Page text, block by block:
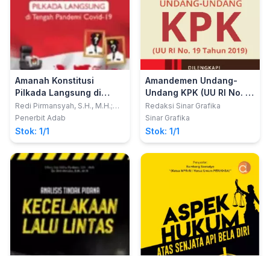
Amanah Konstitusi
Pilkada Langsung di
Tengah Pandemi Covid-
19
Redi Pirmansyah, S.H., M.H.;
Junaidi, S.H., M.H., C.L.A.; M
Penerbit Adab
Stok: 1/1
Amandemen Undang-
Undang KPK (UU RI No. 19
Tahun 2019)
Redaksi Sinar Grafika
Sinar Grafika
Stok: 1/1